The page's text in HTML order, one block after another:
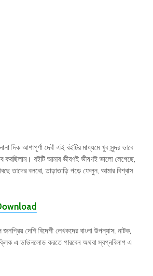
দিক আশাপূর্ণা দেবী এই বইটির মাধ্যমে খুব সুন্দর ভাবে
বইটি আমার ভীষণই ভীষণই ভালো লেগেছে,
তাদের বলবো, তাড়াতাড়ি পড়ে ফেলুন, আমার বিশ্বাস
দেশি বিদেশী লেখকদের বাংলা উপন্যাস, নাটক,
এ ডাউনলোড করতে পারবেন অথবা স্বপ্নবিলাপ এ